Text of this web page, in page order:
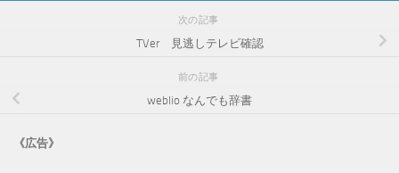
次の記事
TVer 見逃しテレビ確認
前の記事
weblio なんでも辞書
《広告》